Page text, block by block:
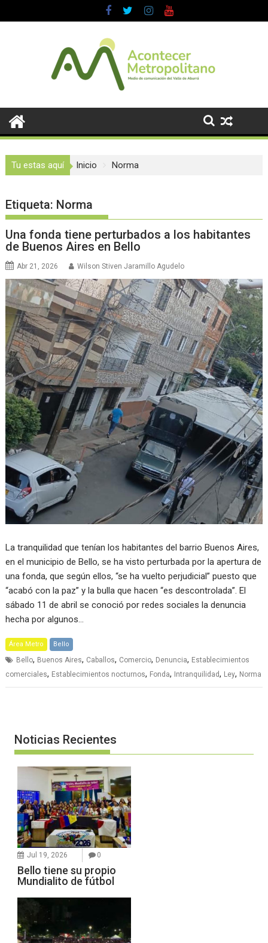
al
Tu estas aquí Inicio Norma
Etiqueta: Norma
Una fonda tiene perturbados a los habitantes
de Buenos Aires en Bello
Abr 21, 2026 Wilson Stiven Jaramillo Agudelo
La tranquilidad que tenían los habitantes del barrio Buenos Aires,
en el municipio de Bello, se ha visto perturbada por la apertura de
una fonda, que según ellos, “se ha vuelto perjudicial” puesto que
“acabó con la paz” y la bulla que hacen “es descontrolada”. El
sábado 11 de abril se conoció por redes sociales la denuncia
hecha por algunos…
Área Metro Bello
Bello, Buenos Aires, Caballos, Comercio, Denuncia, Establecimientos
comerciales, Establecimientos nocturnos, Fonda, Intranquilidad, Ley, Norma
Noticias Recientes
Jul 19, 2026 0
Bello tiene su propio
Mundialito de fútbol